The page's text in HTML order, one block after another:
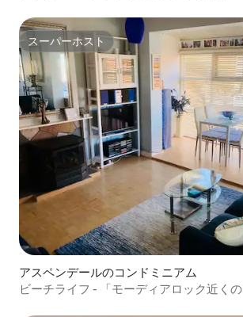
スーパーホスト
スーパーホスト
アスペンデールのコンドミニアム
ビーチライフ - 「モーディアロック近く